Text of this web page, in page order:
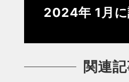
2024年 1月
関連